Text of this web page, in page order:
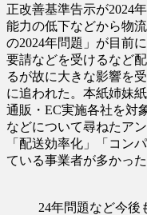
正改善基準告示が2024
能力の低下などから物
の2024年問題」が目前
要請などを受けるなど
るが故に大きな影響を
に追われた。本紙姉妹
通販・EC実施各社を対
などについて尋ねたア
「配送効率化」「コン
ている事業者が多かった
24年問題など今後